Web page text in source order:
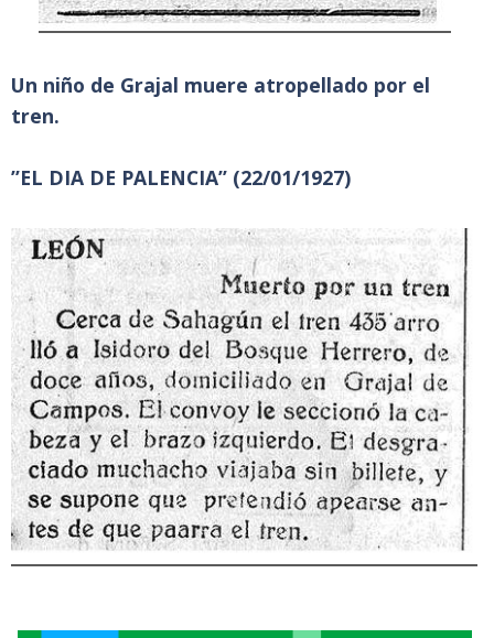
Un niño de Grajal muere atropellado por el
tren.
”EL DIA DE PALENCIA” (22/01/1927)